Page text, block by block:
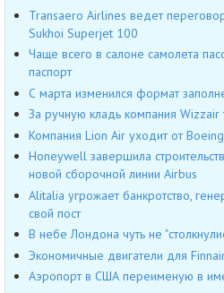
Transaero Airlines ведет
Sukhoi Superjet 100
Чаще всего в салоне самолета
паспорт
С марта изменился формат
За ручную кладь компания Wizzair
Компания Lion Air уходит от
Honeywell завершила
новой сборочной линии Airbus
Alitalia угрожает банкротство,
свой пост
В небе Лондона чуть не
Экономичные двигатели для
Аэропорт в США переименую в